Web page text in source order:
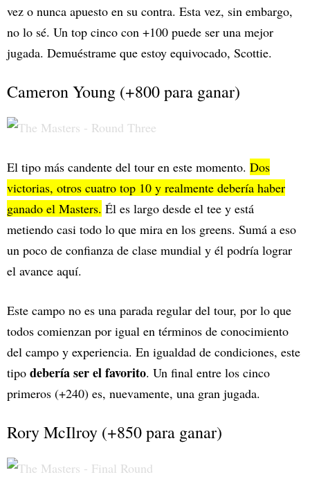
vez o nunca apuesto en su contra. Esta vez, sin embargo,
no lo sé. Un top cinco con +100 puede ser una mejor
jugada. Demuéstrame que estoy equivocado, Scottie.
Cameron Young (+800 para ganar)
El tipo más candente del tour en este momento. Dos
victorias, otros cuatro top 10 y realmente debería haber
ganado el Masters. Él es largo desde el tee y está
metiendo casi todo lo que mira en los greens. Sumá a eso
un poco de confianza de clase mundial y él podría lograr
el avance aquí.
Este campo no es una parada regular del tour, por lo que
todos comienzan por igual en términos de conocimiento
del campo y experiencia. En igualdad de condiciones, este
tipo debería ser el favorito. Un final entre los cinco
primeros (+240) es, nuevamente, una gran jugada.
Rory McIlroy (+850 para ganar)